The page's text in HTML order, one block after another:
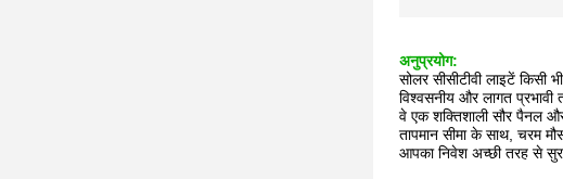
अनुप्रयोग:
सोलर सीसीटीवी लाइटें किसी
विश्वसनीय और लागत प्रभावी
वे एक शक्तिशाली सौर पैनल
तापमान सीमा के साथ, चरम
आपका निवेश अच्छी तरह से